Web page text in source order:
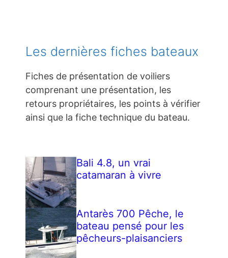
Les dernières fiches bateaux
Fiches de présentation de voiliers
comprenant une présentation, les
retours propriétaires, les points à vérifier
ainsi que la fiche technique du bateau.
Bali 4.8, un vrai
catamaran à vivre
Antarès 700 Pêche, le
bateau pensé pour les
pêcheurs-plaisanciers